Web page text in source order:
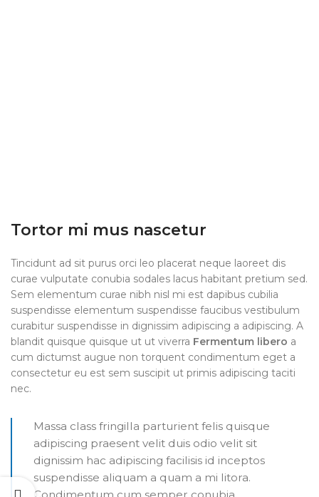
Tortor mi mus nascetur
Tincidunt ad sit purus orci leo placerat neque laoreet dis
curae vulputate conubia sodales lacus habitant pretium sed.
Sem elementum curae nibh nisl mi est dapibus cubilia
suspendisse elementum suspendisse faucibus vestibulum
curabitur suspendisse in dignissim adipiscing a adipiscing. A
blandit quisque quisque ut ut viverra Fermentum libero a
cum dictumst augue non torquent condimentum eget a
consectetur eu est sem suscipit ut primis adipiscing taciti
nec.
Massa class fringilla parturient felis quisque
adipiscing praesent velit duis odio velit sit
dignissim hac adipiscing facilisis id inceptos
suspendisse aliquam a quam a mi litora.